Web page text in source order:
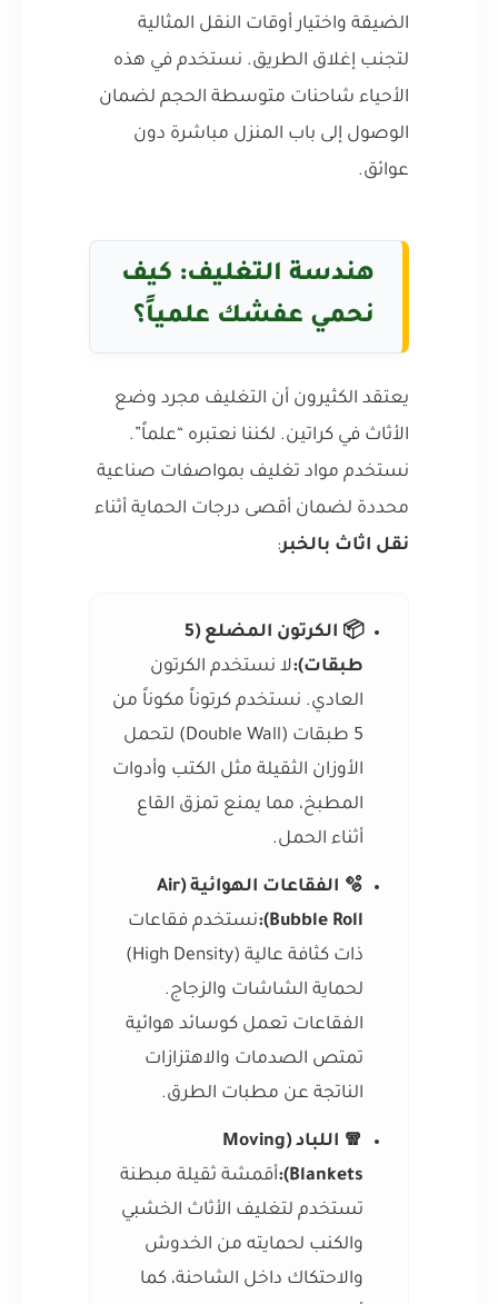
الضيقة واختيار أوقات النقل المثالية
لتجنب إغلاق الطريق. نستخدم في هذه
الأحياء شاحنات متوسطة الحجم لضمان
الوصول إلى باب المنزل مباشرة دون
عوائق.
هندسة التغليف: كيف
نحمي عفشك علمياً؟
يعتقد الكثيرون أن التغليف مجرد وضع
الأثاث في كراتين. لكننا نعتبره “علماً”.
نستخدم مواد تغليف بمواصفات صناعية
محددة لضمان أقصى درجات الحماية أثناء
نقل اثاث بالخبر:
📦 الكرتون المضلع (5
طبقات):لا نستخدم الكرتون
العادي. نستخدم كرتوناً مكوناً من
5 طبقات (Double Wall) لتحمل
الأوزان الثقيلة مثل الكتب وأدوات
المطبخ، مما يمنع تمزق القاع
أثناء الحمل.
🫧 الفقاعات الهوائية (Air
Bubble Roll):
نستخدم فقاعات
ذات كثافة عالية (High Density)
لحماية الشاشات والزجاج.
الفقاعات تعمل كوسائد هوائية
تمتص الصدمات والاهتزازات
الناتجة عن مطبات الطرق.
🧣 اللباد (Moving
Blankets):
أقمشة ثقيلة مبطنة
تستخدم لتغليف الأثاث الخشبي
والكنب لحمايته من الخدوش
والاحتكاك داخل الشاحنة، كما